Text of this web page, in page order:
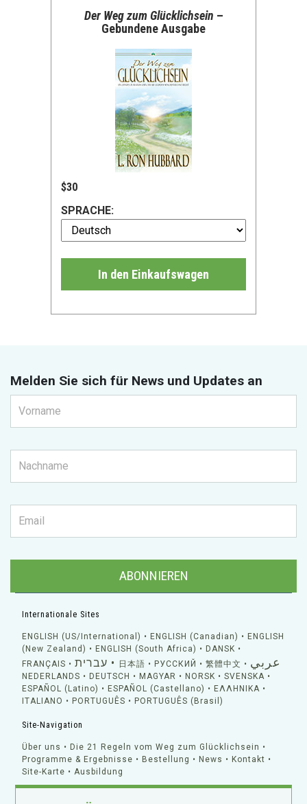
Der Weg zum Glücklichsein –
Gebundene Ausgabe
$30
SPRACHE:
In den Einkaufswagen
Melden Sie sich für News und Updates an
ABONNIEREN
Internationale Sites
ENGLISH (US/International) ENGLISH (Canadian)
ENGLISH
(New Zealand)
ENGLISH (South Africa)
DANSK
FRANÇAIS
עברית 日本語 РУССКИЙ 繁體中文 عربي
NEDERLANDS DEUTSCH MAGYAR NORSK
SVENSKA
ESPAÑOL (Latino)
ESPAÑOL (Castellano)
ΕΛΛΗΝΙΚA
ITALIANO
PORTUGUÊS PORTUGUÊS (Brasil)
Site-Navigation
Über uns
Die 21 Regeln vom Weg zum Glücklichsein
Programme & Ergebnisse
Bestellung News
Kontakt
Site-Karte
Ausbildung